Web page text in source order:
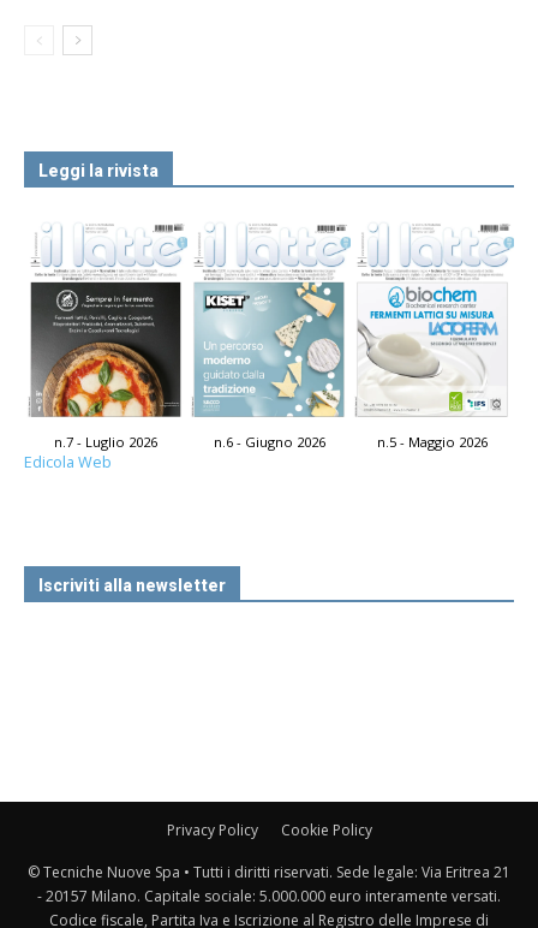
Leggi la rivista
n.7 - Luglio 2026 n.6 - Giugno 2026 n.5 - Maggio 2026
Edicola Web
Iscriviti alla newsletter
Privacy Policy Cookie Policy
© Tecniche Nuove Spa • Tutti i diritti riservati. Sede legale: Via Eritrea 21
- 20157 Milano. Capitale sociale: 5.000.000 euro interamente versati.
Codice fiscale, Partita Iva e Iscrizione al Registro delle Imprese di